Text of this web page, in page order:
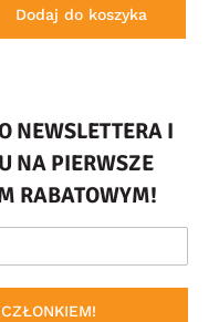
Dodaj do koszyka
NEWSLETTERA I
NA PIERWSZE
RABATOWYM!